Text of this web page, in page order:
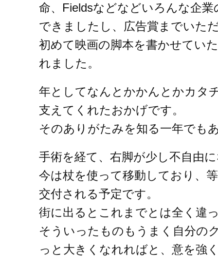
命、Fieldsなどなどいろんな企
できましたし、広告賞までいた
初めて映画の脚本を書かせてい
れました。
年としてなんとかかんとかカタ
支えてくれたおかげです。
そのありがたみを知る一年でも
手術を経て、右脚が少し不自由
今は杖を使って移動しており、
交付される予定です。
街に出るとこれまでとは全く違
そういったものもうまく自分の
っと大きくなれればと、意を強